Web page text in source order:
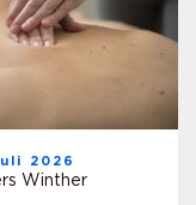
2026
Winther